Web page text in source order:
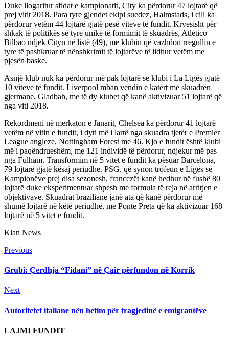
Duke llogaritur sfidat e kampionatit, City ka përdorur 47 lojtarë që
prej vitit 2018. Para tyre gjendet ekipi suedez, Halmstads, i cili ka
përdorur vetëm 44 lojtarë gjatë pesë viteve të fundit. Kryesisht për
shkak të politikës së tyre unike të formimit të skuadrës, Atletico
Bilbao ndjek Cityn në listë (49), me klubin që vazhdon rregullin e
tyre të pashkruar të nënshkrimit të lojtarëve të lidhur vetëm me
pjesën baske.
Asnjë klub nuk ka përdorur më pak lojtarë se klubi i La Ligës gjatë
10 viteve të fundit. Liverpool mban vendin e katërt me skuadrën
gjermane, Gladbah, me të dy klubet që kanë aktivizuar 51 lojtarë që
nga viti 2018.
Rekordmeni në merkaton e Janarit, Chelsea ka përdorur 41 lojtarë
vetëm në vitin e fundit, i dyti më i lartë nga skuadra tjetër e Premier
League angleze, Nottingham Forest me 46. Kjo e fundit është klubi
më i paqëndrueshëm, me 121 individë të përdorur, ndjekur më pas
nga Fulham. Transformim në 5 vitet e fundit ka pësuar Barcelona,
79 lojtarë gjatë kësaj periudhe. PSG, që synon trofeun e Ligës së
Kampionëve prej disa sezonesh, francezët kanë hedhur në fushë 80
lojtarë duke eksperimentuar shpesh me formula të reja në arritjen e
objektivave. Skuadrat braziliane janë ata që kanë përdorur më
shumë lojtarë në këtë periudhë, me Ponte Preta që ka aktivizuar 168
lojtarë në 5 vitet e fundit.
Klan News
Continue
Reading
PreviousPrevious
Grubi: Çerdhja “Fidani” në Çair përfundon në Korrik
NextNext
Autoritetet italiane nën hetim për tragjedinë e emigrantëve
LAJMI FUNDIT